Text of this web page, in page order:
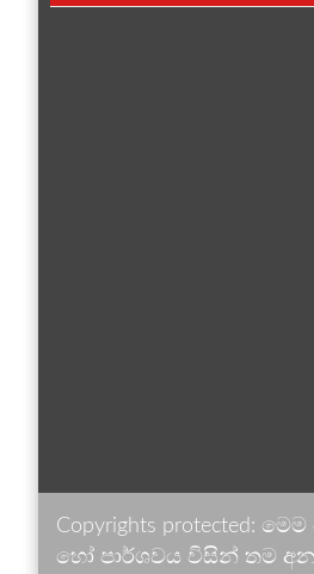
Copyrights
හෝ පාර්ශවය විසින් තම